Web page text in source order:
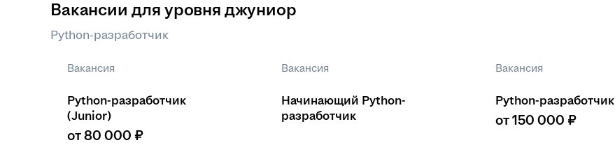
Вакансии для уровня джуниор
Python-разработчик
Вакансия
Python-разработчик
(Junior)
от 80 000 ₽
Вакансия
Начинающий Python-
разработчик
Вакансия
Python-разработчик
от 150 000 ₽